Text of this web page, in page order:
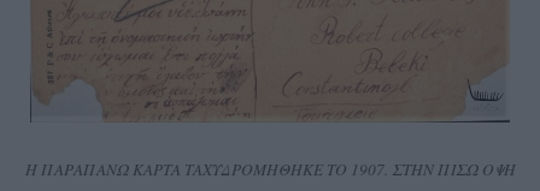
Η ΠΑΡΑΠΑΝΩ ΚΑΡΤΑ ΤΑΧΥΔΡΟΜΗΘΗΚΕ ΤΟ 1907. ΣΤΗΝ ΠΙΣΩ ΟΨΗ